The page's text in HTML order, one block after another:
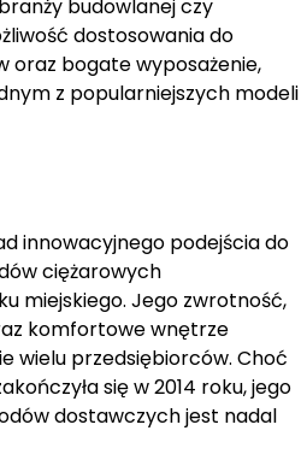
budowlanej czy
dostosowania do
oraz bogate wyposażenie,
z popularniejszych modeli
innowacyjnego podejścia do
ciężarowych
miejskiego. Jego zwrotność,
komfortowe wnętrze
wielu przedsiębiorców. Choć
się w 2014 roku, jego
dostawczych jest nadal